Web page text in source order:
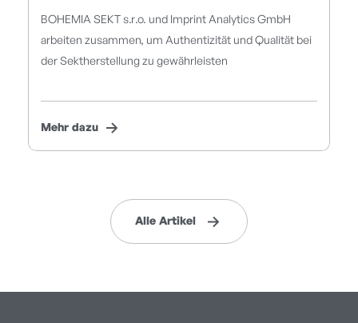
BOHEMIA SEKT s.r.o. und Imprint Analytics GmbH
arbeiten zusammen, um Authentizität und Qualität bei
der Sektherstellung zu gewährleisten
Mehr dazu
Alle Artikel